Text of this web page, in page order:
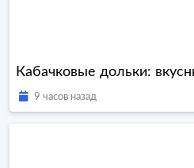
Кабачковые дольки:
9 часов назад